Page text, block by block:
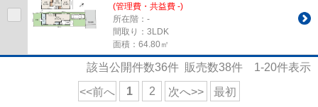
(管理費・共益費 -)
所在階：-
間取り：3LDK
面積：64.80㎡
該当公開件数36件 販売数38件 1-20件表示
<<前へ 1 2 次へ>> 最初